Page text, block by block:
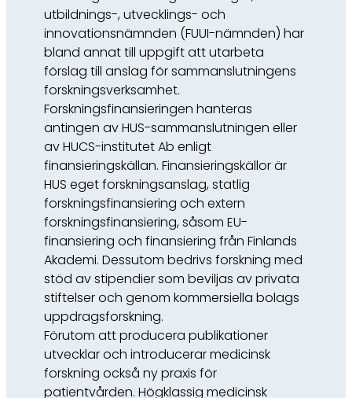
utbildnings-, utvecklings- och
innovationsnämnden (FUUI-nämnden) har
bland annat till uppgift att utarbeta
förslag till anslag för sammanslutningens
forskningsverksamhet.
Forskningsfinansieringen hanteras
antingen av HUS-sammanslutningen eller
av HUCS-institutet Ab enligt
finansieringskällan. Finansieringskällor är
HUS eget forskningsanslag, statlig
forskningsfinansiering och extern
forskningsfinansiering, såsom EU-
finansiering och finansiering från Finlands
Akademi. Dessutom bedrivs forskning med
stöd av stipendier som beviljas av privata
stiftelser och genom kommersiella bolags
uppdragsforskning.
Förutom att producera publikationer
utvecklar och introducerar medicinsk
forskning också ny praxis för
patientvården. Högklassig medicinsk